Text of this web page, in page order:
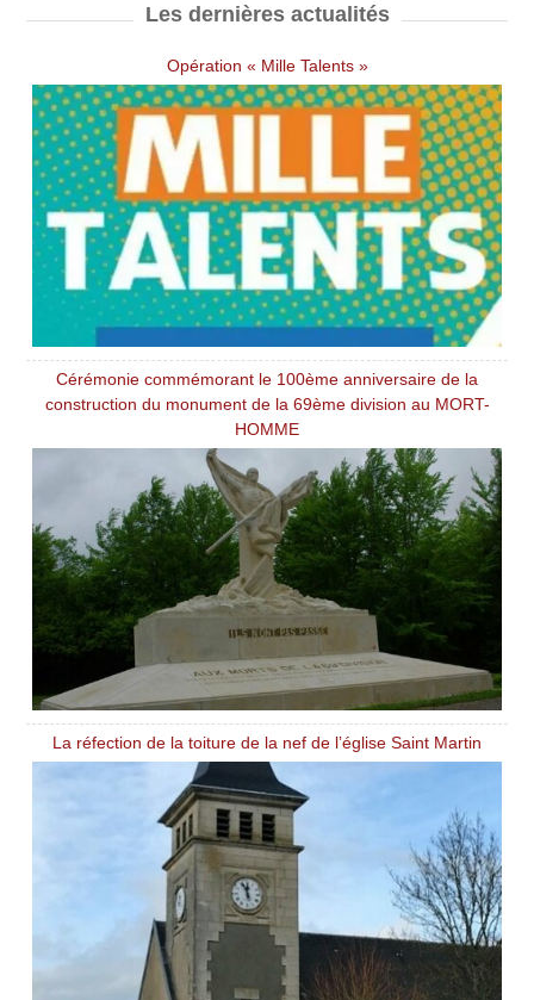
Les dernières actualités
Opération « Mille Talents »
Cérémonie commémorant le 100ème anniversaire de la
construction du monument de la 69ème division au MORT-
HOMME
La réfection de la toiture de la nef de l’église Saint Martin